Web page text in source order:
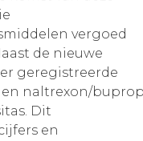
vergoed
de nieuwe
geregistreerde
naltrexon/
Dit
en